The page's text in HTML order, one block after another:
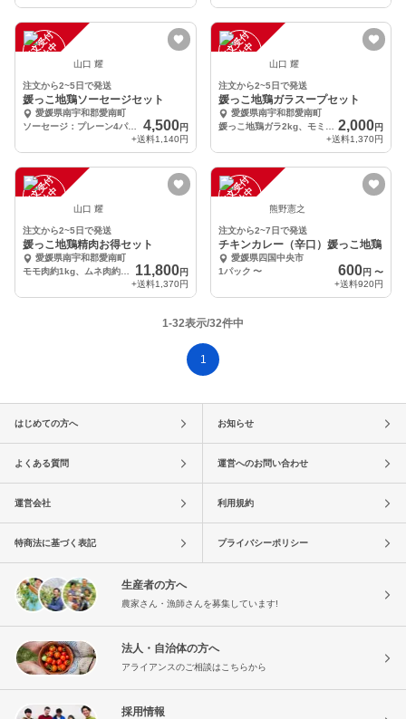
注
文
受
付
停
止
中 山口 耀
注文から2~5日で発送
媛っこ地鶏ソーセージセット
愛媛県南宇和郡愛南町
ソーセージ：プレーン4パック、ハーブ4パック(1パック120g以上)
4,500円
+送料1,140円
注
文
受
付
停
止
中 山口 耀
注文から2~5日で発送
媛っこ地鶏ガラスープセット
愛媛県南宇和郡愛南町
2,000円
+送料1,370円
注
文
受
付
停
止
中 山口 耀
注文から2~5日で発送
媛っこ地鶏精肉お得セット
愛媛県南宇和郡愛南町
11,800円
+送料1,370円
注
文
受
付
停
止
中 熊野憲之
注文から2~7日で発送
チキンカレー（辛口）媛っこ地鶏
愛媛県四国中央市
1パック 〜 600円 〜
+送料920円
1-32表示/32件中
1
はじめての方へ お知らせ
よくある質問 運営へのお問い合わせ
運営会社 利用規約
特商法に基づく表記 プライバシーポリシー
生産者の方へ
農家さん・漁師さんを募集しています!
法人・自治体の方へ
アライアンスのご相談はこちらから
採用情報